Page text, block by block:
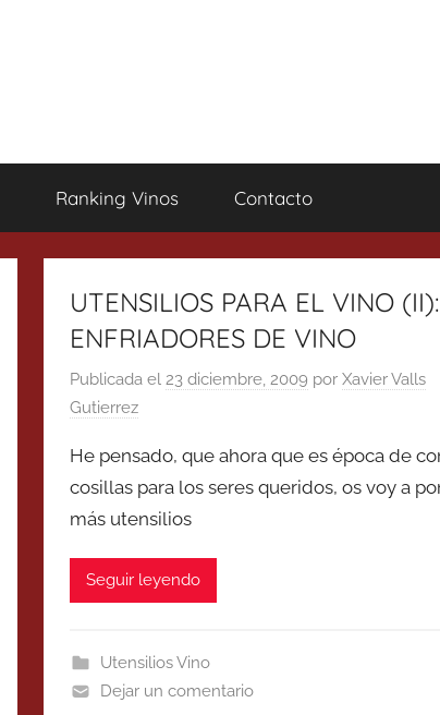
Ranking Vinos Contacto
UTENSILIOS PARA EL VINO (II):
ENFRIADORES DE VINO
Publicada el 23 diciembre, 2009 porXavier Valls
Gutierrez
He pensado, que ahora que es época de
cosillas para los seres queridos, os voy a
más utensilios
Seguir leyendo
Utensilios Vino
Dejar un comentario